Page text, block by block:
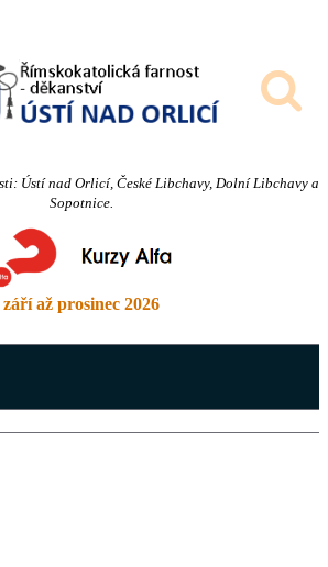
Ústí nad Orlicí, České Libchavy, Dolní Libchavy a
Sopotnice.
září až prosinec 2026